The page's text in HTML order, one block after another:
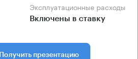
Эксплуатационные расходы
Включены в ставку
Получить презентацию